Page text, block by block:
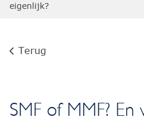
eigenlijk?
Terug
SMF of MMF? En